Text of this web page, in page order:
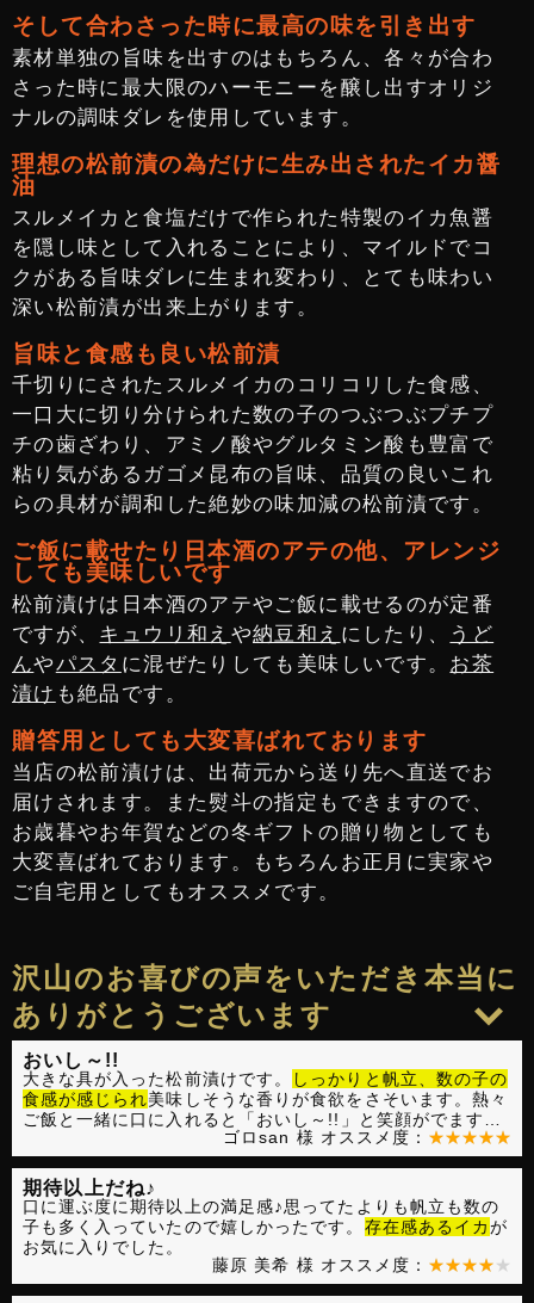
そして合わさった時に最高の味を引き出す
素材単独の旨味を出すのはもちろん、各々が合わ
さった時に最大限のハーモニーを醸し出すオリジ
ナルの調味ダレを使用しています。
理想の松前漬の為だけに生み出されたイカ醤
油
スルメイカと食塩だけで作られた特製のイカ魚醤
を隠し味として入れることにより、マイルドでコ
クがある旨味ダレに生まれ変わり、とても味わい
深い松前漬が出来上がります。
旨味と食感も良い松前漬
千切りにされたスルメイカのコリコリした食感、
一口大に切り分けられた数の子のつぶつぶプチプ
チの歯ざわり、アミノ酸やグルタミン酸も豊富で
粘り気があるガゴメ昆布の旨味、品質の良いこれ
らの具材が調和した絶妙の味加減の松前漬です。
ご飯に載せたり日本酒のアテの他、アレンジ
しても美味しいです
松前漬けは日本酒のアテやご飯に載せるのが定番
ですが、 キュウリ和え や納豆和え にしたり、
うど
んやパスタ に混ぜたりしても美味しいです。 お茶
漬け も絶品です。
贈答用としても大変喜ばれております
当店の松前漬けは、出荷元から送り先へ直送でお
届けされます。また熨斗の指定もできますので、
お歳暮やお年賀などの冬ギフトの贈り物としても
大変喜ばれております。もちろんお正月に実家や
ご自宅用としてもオススメです。
沢山のお喜びの声をいただき本当に
ありがとうございます
おいし～!!
大きな具が入った松前漬けです。
しっかりと帆立、数の子の
食感が感じられ美味しそうな香りが食欲をさそいます。熱々
ご飯と一緒に口に入れると「おいし～!!」と笑顔がでます。
ゴロsan 様 オススメ度：
期待以上だね♪
口に運ぶ度に期待以上の満足感♪思ってたよりも帆立も数の
子も多く入っていたので嬉しかったです。 存在感あるイカが
お気に入りでした。
藤原 美希 様 オススメ度：